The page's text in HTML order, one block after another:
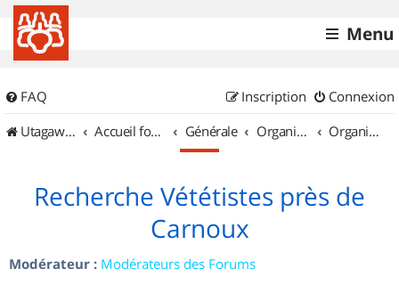
Menu
FAQ Connexion
Inscription
UtagawaVTT (Randos VTT et VTTAE avec traces GPS)
Accueil forum Générale Organisation de sorties & Recherche de partenaires Organisation de sorties en région Provence Alpes Côte d'Azur
Recherche Vététistes près de
Carnoux
Modérateur : Modérateurs des Forums